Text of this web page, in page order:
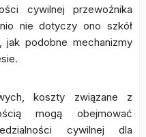
cywilnej przewoźnika
nie dotyczy ono szkół
jak podobne mechanizmy
koszty związane z
mogą obejmować
cywilnej dla